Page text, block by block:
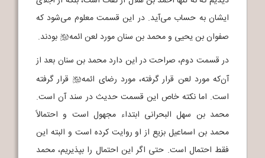
ایشان به حساب می‌آید. در این قسمت معلوم می‌شود که
صفوان بن یحیی و محمد بن سنان مورد لعن ائمهb بودند.
در قسمت دوم، صراحت در این دارد محمد بن سنان بعد از
آن‌که مورد لعن قرار گرفته، مورد رضای ائمهb قرار گرفته
است. اما نکته خاص این قسمت حدیث در سند آن است.
محمد بن سهل البحرانی ابتداء مجهول است و احتمالاً
محمد بن اسماعیل بزیع از او روایت کرده است و البته این
فقط احتمال است. حتی اگر این احتمال را بپذیریم، محمد